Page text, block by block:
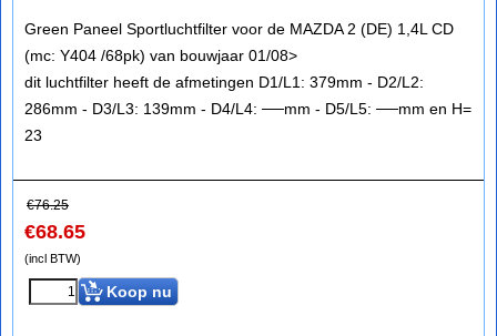
Green Paneel Sportluchtfilter voor de MAZDA 2 (DE) 1,4L CD
(mc: Y404 /68pk) van bouwjaar 01/08>
dit luchtfilter heeft de afmetingen D1/L1: 379mm - D2/L2:
286mm - D3/L3: 139mm - D4/L4: ──mm - D5/L5: ──mm en H=
23
€76.25
€68.65
(incl BTW)
Koop nu